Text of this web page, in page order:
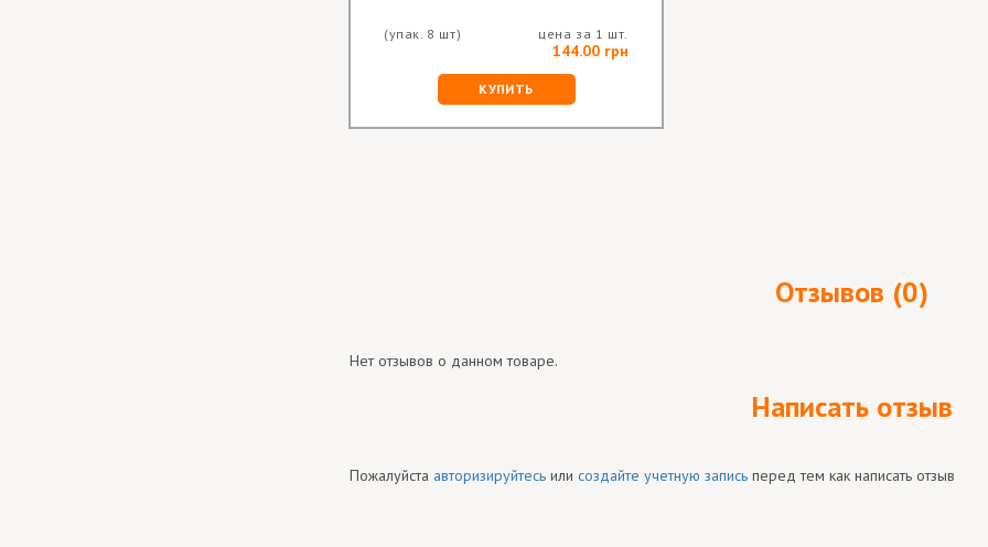
(упак. 8 шт) цена за 1 шт.
144.00 грн
КУПИТЬ
Отзывов (0)
Нет отзывов о данном товаре.
Написать отзыв
Пожалуйста авторизируйтесь или создайте учетную запись перед тем как написать отзыв